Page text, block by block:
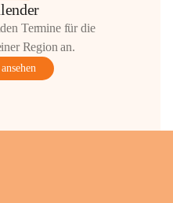
Termine für die
Region an.